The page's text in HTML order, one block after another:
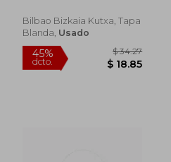
Bilbao Bizkaia Kutxa, Tapa
Blanda, Usado